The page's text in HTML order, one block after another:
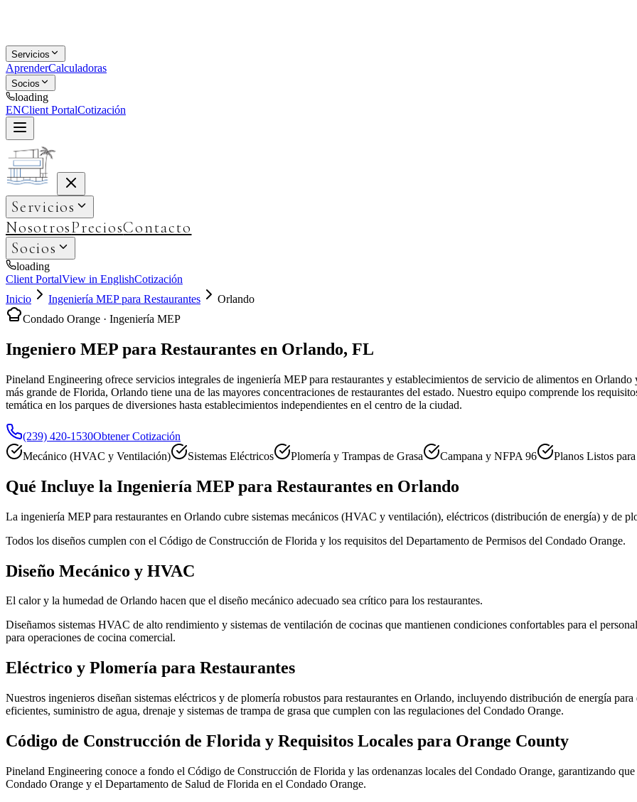
Servicios
AprenderCalculadoras
Socios
loading
ENClient PortalCotización
Servicios
NosotrosPreciosContacto
Socios
loading
Client PortalView in EnglishCotización
Inicio
Ingeniería MEP para Restaurantes
Orlando
Condado Orange · Ingeniería MEP
Ingeniero MEP para Restaurantes en Orlando, FL
Pineland Engineering ofrece servicios integrales de ingeniería MEP para restaurantes y establecimientos de servicio de alimentos en
más grande de Florida, Orlando tiene una de las mayores concentraciones de restaurantes del estado. Nuestro equipo comprende los
temática en los parques de diversiones hasta establecimientos independientes en el centro de la ciudad.
(239) 420-1530Obtener Cotización
Mecánico (HVAC y Ventilación)
Sistemas Eléctricos Plomería y Trampas de Grasa Campana y NFPA 96 Planos Listos
Qué Incluye la Ingeniería MEP para Restaurantes en Orlando
La ingeniería MEP para restaurantes en Orlando cubre sistemas mecánicos (HVAC y ventilación), eléctricos (distribución de energía) y de
Todos los diseños cumplen con el Código de Construcción de Florida y los requisitos del Departamento de Permisos del Condado Orange.
Diseño Mecánico y HVAC
El calor y la humedad de Orlando hacen que el diseño mecánico adecuado sea crítico para los restaurantes.
Diseñamos sistemas HVAC de alto rendimiento y sistemas de ventilación de cocinas que mantienen condiciones confortables para el
para operaciones de cocina comercial.
Eléctrico y Plomería para Restaurantes
Nuestros ingenieros diseñan sistemas eléctricos y de plomería robustos para restaurantes en Orlando, incluyendo distribución de energía
eficientes, suministro de agua, drenaje y sistemas de trampa de grasa que cumplen con las regulaciones del Condado Orange.
Código de Construcción de Florida y Requisitos Locales para Orange County
Pineland Engineering conoce a fondo el Código de Construcción de Florida y las ordenanzas locales del Condado Orange, garantizando
Condado Orange y el Departamento de Salud de Florida en el Condado Orange.